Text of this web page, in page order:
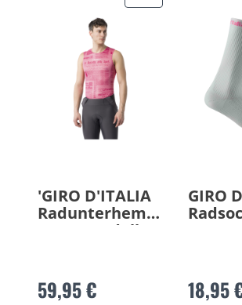
'GIRO D'ITALIA
Radunterhemd
Gazzetta dello
59,95 €
GIRO
18,95